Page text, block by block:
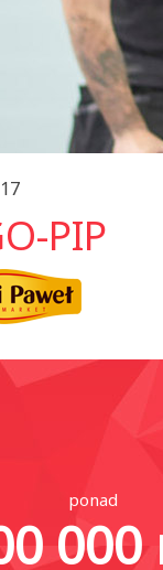
PIP
ponad
000